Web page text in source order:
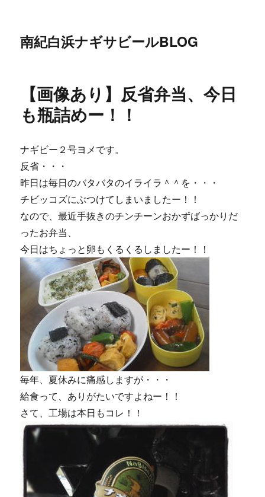
南紀白浜ナギサビールBLOG
【画像あり】反省弁当、今日
も瓶詰めー！！
ナギビー２号ヨメです。
反省・・・
昨日は毎日のバタバタのイライラ＾＾を・・・
チビッコズにぶつけてしまいましたー！！
なので、最近手抜きのチンチーンおかずばっかりだ
ったお弁当、
今日はちょっと卵もくるくるしましたー！！
毎年、夏休みに痛感しますが・・・
給食って、ありがたいですよねー！！
さて、工場は本日もコレ！！